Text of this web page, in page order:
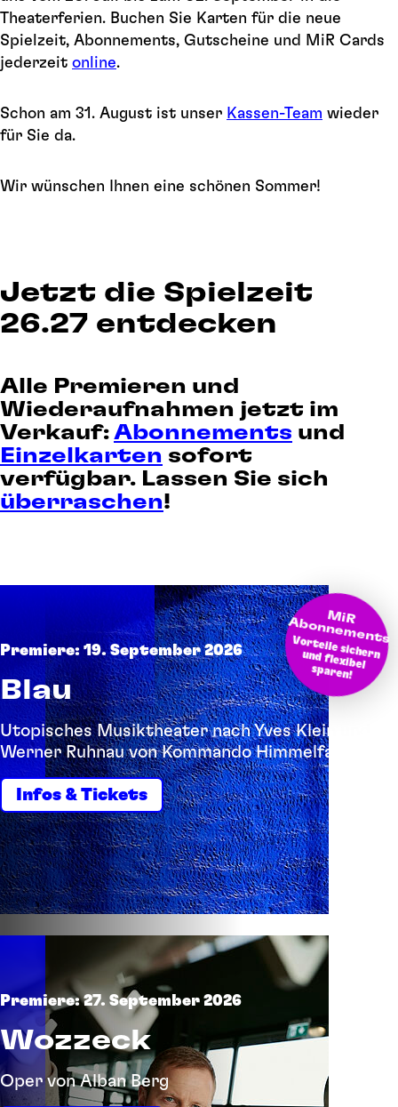
Theaterferien. Buchen Sie Karten für die neue
Spielzeit, Abonnements, Gutscheine und MiR Cards
jederzeit online.
Schon am 31. August ist unser Kassen-Team wieder
für Sie da.
Wir wünschen Ihnen eine schönen Sommer!
Jetzt die Spielzeit
26.27 entdecken
Alle Premieren und
Wiederaufnahmen jetzt im
Verkauf: Abonnements und
Einzelkarten sofort
verfügbar. Lassen Sie sich
überraschen!
M
iR A
bonnem
ents
Vorteile sichern und flexibel
sparen!
Premiere: 19. September 2026
Blau
Utopisches Musiktheater nach Yves Klein und
Werner Ruhnau von Kommando Himmelfahrt
Infos & Tickets
Premiere: 27. September 2026
Wozzeck
Oper von Alban Berg